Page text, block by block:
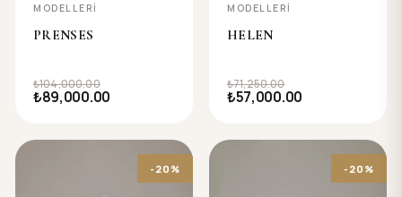
MODELLERI
PRENSES
₺104,000.00
₺89,000.00
MODELLERI
HELEN
₺71,250.00
₺57,000.00
-20% -20%